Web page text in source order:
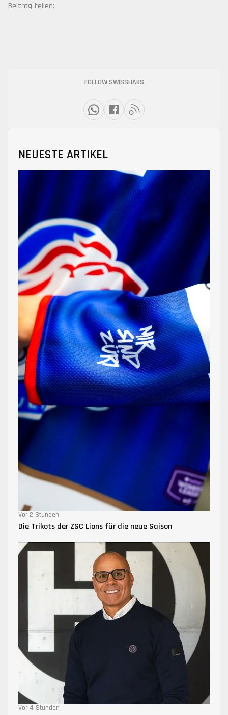
Beitrag teilen:
FOLLOW SWISSHABS
NEUESTE ARTIKEL
Vor 2 Stunden
Die Trikots der ZSC Lions für die neue Saison
Vor 4 Stunden